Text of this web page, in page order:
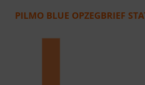
PILMO BLUE OPZEGBRIEF